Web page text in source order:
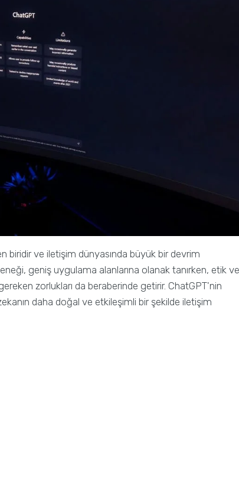
biridir ve iletişim dünyasında büyük bir devrim
geniş uygulama alanlarına olanak tanırken, etik ve
zorlukları da beraberinde getirir. ChatGPT'nin
daha doğal ve etkileşimli bir şekilde iletişim